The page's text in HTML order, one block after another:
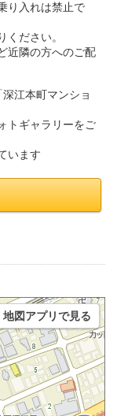
り入れは禁止で
ください。
近隣の方へのご配
江本町マンショ
トギャラリーをご
います
地図アプリで見る